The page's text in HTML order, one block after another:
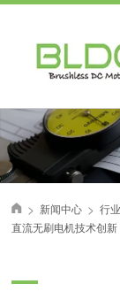
首页
> 新闻中心 > 行
直流无刷电机技术创